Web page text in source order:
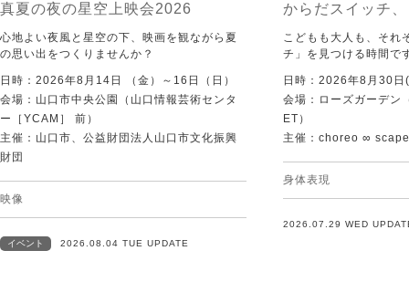
真夏の夜の星空上映会2026
心地よい夜風と星空の下、映画を観ながら夏
の思い出をつくりませんか？
日時：2026年8月14日 （金）～16日（日）
会場：山口市中央公園（山口情報芸術センタ
ー［YCAM］ 前）
主催：山口市、公益財団法人山口市文化振興
財団
映像
イベント 2026.08.04 TUE UPDATE
からだスイッチ
こどもも大人も、それ
チ」を見つける時間で
日時：2026年8月30日
会場：ローズガーデン
ET）
主催：choreo ∞ scape
身体表現
2026.07.29 WED